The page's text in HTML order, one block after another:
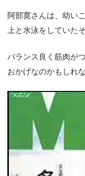
阿部寛さんは、幼い
上と水泳をしていた
バランス良く筋肉が
おかげなのかもしれ